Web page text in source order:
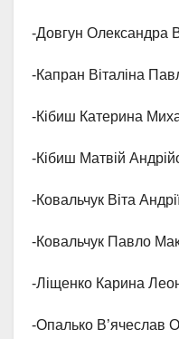
-Довгун Олександра
-Капран Віталіна
-Кібиш Катерина
-Кібиш Матвій
-Ковальчук Віта
-Ковальчук Павло
-Ліщенко Карина
-Опалько В’ячеслав